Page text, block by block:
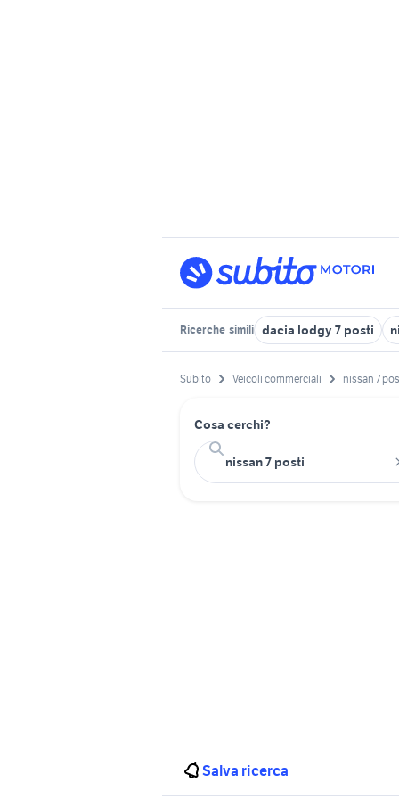
Ricerche simili dacia lodgy 7 posti
Subito Veicoli commerciali nissan 7
Cosa cerchi?
Salva ricerca